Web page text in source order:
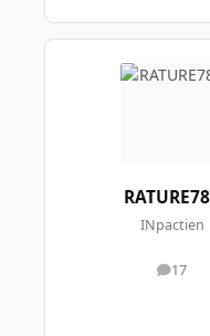
INpactien
17